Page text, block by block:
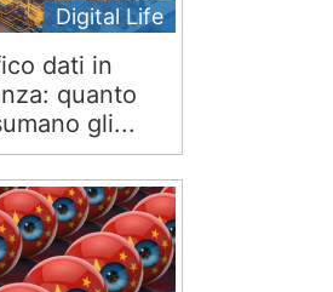
Digital Life
dati in
quanto
gli...